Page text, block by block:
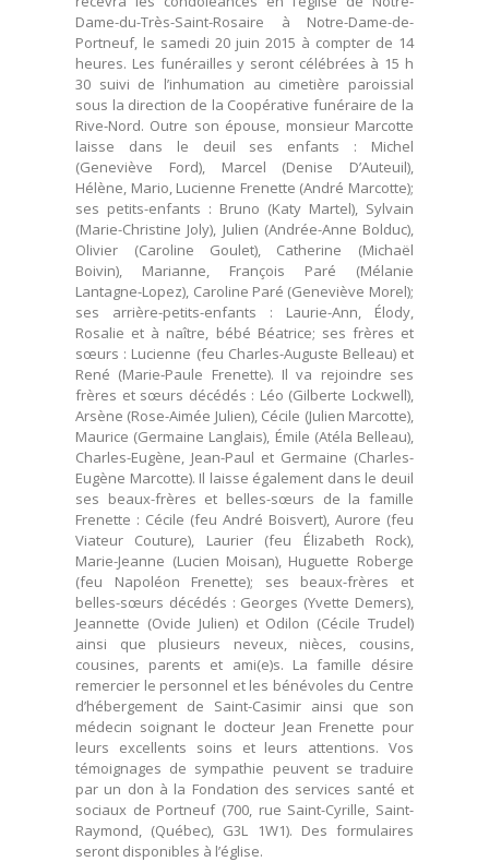
Dame-du-Très-Saint-Rosaire à Notre-Dame-de-
Portneuf, le samedi 20 juin 2015 à compter de 14
heures. Les funérailles y seront célébrées à 15 h
30 suivi de l’inhumation au cimetière paroissial
sous la direction de la Coopérative funéraire de la
Rive-Nord. Outre son épouse, monsieur Marcotte
laisse dans le deuil ses enfants : Michel
(Geneviève Ford), Marcel (Denise D’Auteuil),
Hélène, Mario, Lucienne Frenette (André Marcotte);
ses petits-enfants : Bruno (Katy Martel), Sylvain
(Marie-Christine Joly), Julien (Andrée-Anne Bolduc),
Olivier (Caroline Goulet), Catherine (Michaël
Boivin), Marianne, François Paré (Mélanie
Lantagne-Lopez), Caroline Paré (Geneviève Morel);
ses arrière-petits-enfants : Laurie-Ann, Élody,
Rosalie et à naître, bébé Béatrice; ses frères et
sœurs : Lucienne (feu Charles-Auguste Belleau) et
René (Marie-Paule Frenette). Il va rejoindre ses
frères et sœurs décédés : Léo (Gilberte Lockwell),
Arsène (Rose-Aimée Julien), Cécile (Julien Marcotte),
Maurice (Germaine Langlais), Émile (Atéla Belleau),
Charles-Eugène, Jean-Paul et Germaine (Charles-
Eugène Marcotte). Il laisse également dans le deuil
ses beaux-frères et belles-sœurs de la famille
Frenette : Cécile (feu André Boisvert), Aurore (feu
Viateur Couture), Laurier (feu Élizabeth Rock),
Marie-Jeanne (Lucien Moisan), Huguette Roberge
(feu Napoléon Frenette); ses beaux-frères et
belles-sœurs décédés : Georges (Yvette Demers),
Jeannette (Ovide Julien) et Odilon (Cécile Trudel)
ainsi que plusieurs neveux, nièces, cousins,
cousines, parents et ami(e)s. La famille désire
remercier le personnel et les bénévoles du Centre
d’hébergement de Saint-Casimir ainsi que son
médecin soignant le docteur Jean Frenette pour
leurs excellents soins et leurs attentions. Vos
témoignages de sympathie peuvent se traduire
par un don à la Fondation des services santé et
sociaux de Portneuf (700, rue Saint-Cyrille, Saint-
Raymond, (Québec), G3L 1W1). Des formulaires
seront disponibles à l’église.